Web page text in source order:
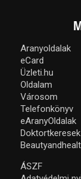
Aranyoldalak
eCard
Üzleti.hu
Oldalam
Városom
Telefonkönyv
eAranyOldalak
Doktortkeresek
ÁSZF